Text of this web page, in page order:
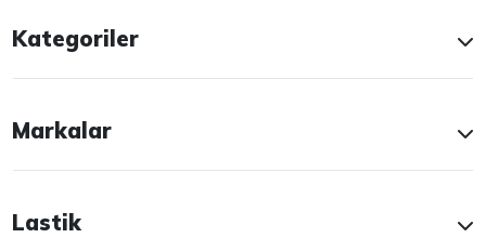
Kategoriler
Markalar
Lastik